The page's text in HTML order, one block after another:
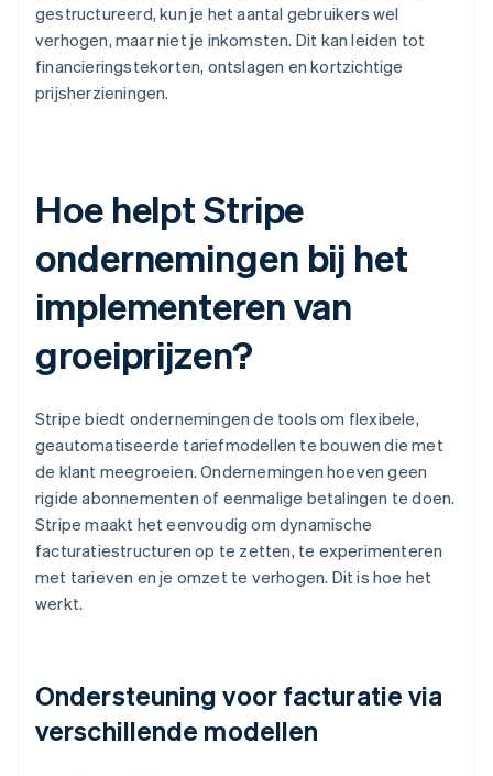
gestructureerd, kun je het aantal gebruikers wel
verhogen, maar niet je inkomsten. Dit kan leiden tot
financieringstekorten, ontslagen en kortzichtige
prijsherzieningen.
Hoe helpt Stripe
ondernemingen bij het
implementeren van
groeiprijzen?
Stripe biedt ondernemingen de tools om flexibele,
geautomatiseerde tariefmodellen te bouwen die met
de klant meegroeien. Ondernemingen hoeven geen
rigide abonnementen of eenmalige betalingen te doen.
Stripe maakt het eenvoudig om dynamische
facturatiestructuren op te zetten, te experimenteren
met tarieven en je omzet te verhogen. Dit is hoe het
werkt.
Ondersteuning voor facturatie via
verschillende modellen